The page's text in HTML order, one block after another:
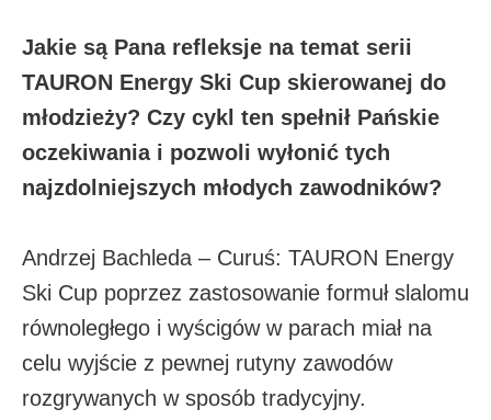
Jakie są Pana refleksje na temat serii
TAURON Energy Ski Cup skierowanej do
młodzieży? Czy cykl ten spełnił Pańskie
oczekiwania i pozwoli wyłonić tych
najzdolniejszych młodych zawodników?
Andrzej Bachleda – Curuś: TAURON Energy
Ski Cup poprzez zastosowanie formuł slalomu
równoległego i wyścigów w parach miał na
celu wyjście z pewnej rutyny zawodów
rozgrywanych w sposób tradycyjny.